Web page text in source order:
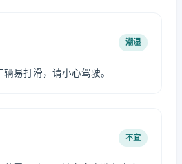
潮湿
易打滑，请小心驾驶。
不宜